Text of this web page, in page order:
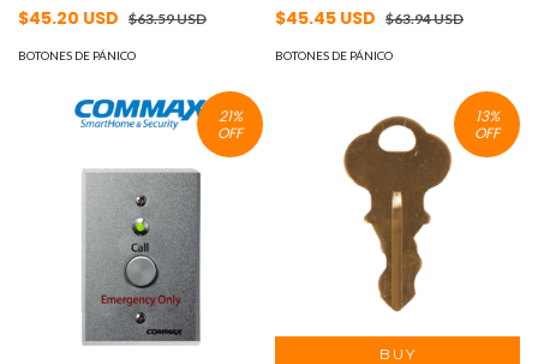
Inalámbrico Power G con
con NEO, PRO, Qolsys e
$45.20 USD $63.59 USD
BOTONES DE PÁNICO
tecnología Power G
Qolsys e IoTega #cer
$45.45 USD $63.94 USD
BOTONES DE PÁNICO
21%
OFF
13%
OFF